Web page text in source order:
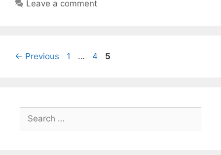
Leave a comment
← Previous 1 … 4 5